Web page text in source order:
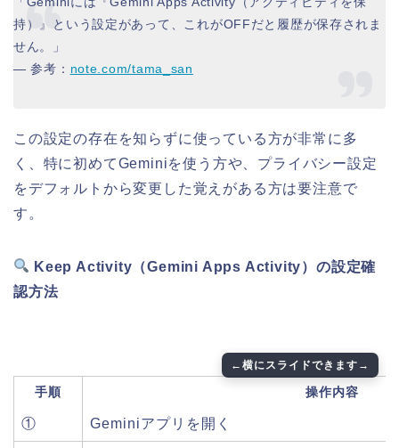
持）』という設定があって、これがOFFだと履歴が保存されま
せん。」
— 参考： note.com/tama_san
この設定の存在を知らずに使っている方が非常に多
く、特に初めてGeminiを使う方や、プライバシー設定
をデフォルトから変更した覚えがある方は要注意で
す。
Keep Activity（Gemini Apps Activity）の設定確
認方法
手順 操作内容
① Geminiアプリを開く